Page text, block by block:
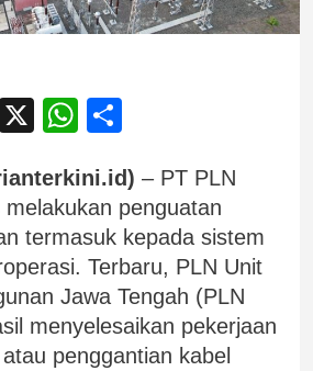
Facebook
X WhatsApp
– PT PLN
penguatan
termasuk kepada sistem
Terbaru, PLN Unit
Jawa Tengah (PLN
menyelesaikan pekerjaan
penggantian kabel